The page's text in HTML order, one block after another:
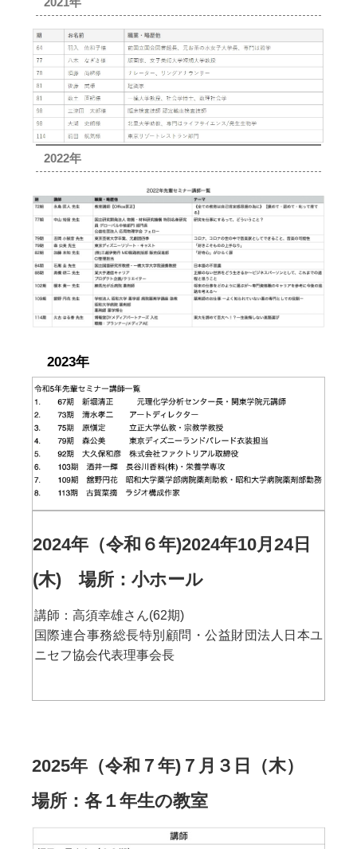
2022年
2023年
2024年（令和６年)2024年10月24日
(木) 場所：小ホール
講師：高須幸雄さん(62期)
国際連合事務総長特別顧問・公益財団法人日本ユ
ニセフ協会代表理事会長
2025年（令和７年)７月３日（木）
場所：各１年生の教室